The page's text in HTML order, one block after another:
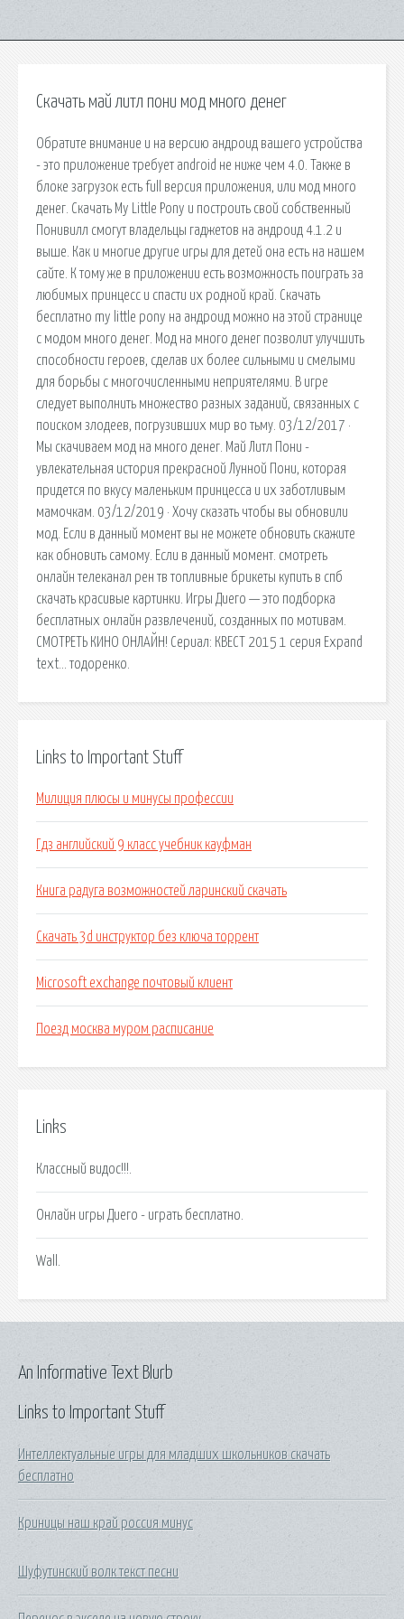
Скачать май литл пони мод много денег
Обратите внимание и на версию андроид вашего устройства
- это приложение требует android не ниже чем 4.0. Также в
блоке загрузок есть full версия приложения, или мод много
денег. Скачать My Little Pony и построить свой собственный
Понивилл смогут владельцы гаджетов на андроид 4.1.2 и
выше. Как и многие другие игры для детей она есть на нашем
сайте. К тому же в приложении есть возможность поиграть за
любимых принцесс и спасти их родной край. Скачать
бесплатно my little pony на андроид можно на этой странице
с модом много денег. Мод на много денег позволит улучшить
способности героев, сделав их более сильными и смелыми
для борьбы с многочисленными неприятелями. В игре
следует выполнить множество разных заданий, связанных с
поиском злодеев, погрузивших мир во тьму. 03/12/2017 ·
Мы скачиваем мод на много денег. Май Литл Пони -
увлекательная история прекрасной Лунной Пони, которая
придется по вкусу маленьким принцесса и их заботливым
мамочкам. 03/12/2019 · Хочу сказать чтобы вы обновили
мод. Если в данный момент вы не можете обновить скажите
как обновить самому. Если в данный момент. смотреть
онлайн телеканал рен тв топливные брикеты купить в спб
скачать красивые картинки. Игры Диего — это подборка
бесплатных онлайн развлечений, созданных по мотивам.
СМОТРЕТЬ КИНО ОНЛАЙН! Сериал: КВЕСТ 2015 1 серия Expand
text… тодоренко.
Links to Important Stuff
Милиция плюсы и минусы профессии
Гдз английский 9 класс учебник кауфман
Книга радуга возможностей ларинский скачать
Скачать 3d инструктор без ключа торрент
Microsoft exchange почтовый клиент
Поезд москва муром расписание
Links
Классный видос!!!.
Онлайн игры Диего - играть бесплатно.
Wall.
Links to Important Stuff
Интеллектуальные игры для младших школьников скачать
бесплатно
Криницы наш край россия минус
Шуфутинский волк текст песни
An Informative Text Blurb